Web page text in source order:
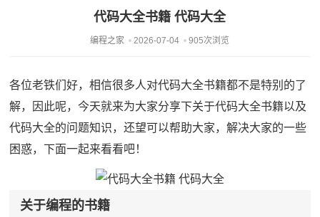
代码大全书籍 代码大全
编程之家 2026-07-04 905次浏览
各位老铁们好，相信很多人对代码大全书籍都不是特别的了
解，因此呢，今天就来为大家分享下关于代码大全书籍以及
代码大全的问题知识，还望可以帮助大家，解决大家的一些
困惑，下面一起来看看吧！
关于编程的书籍